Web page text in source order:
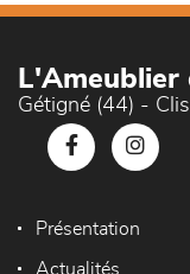
L'Ameublier
Gétigné (44) -
Présentation
Actualités